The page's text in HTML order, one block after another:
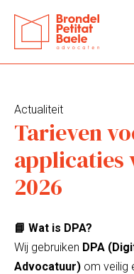
Actualiteit
Tarieven
applicaties
2026
📘 Wat is DPA?
Wij gebruiken DPA
Advocatuur) om veilig